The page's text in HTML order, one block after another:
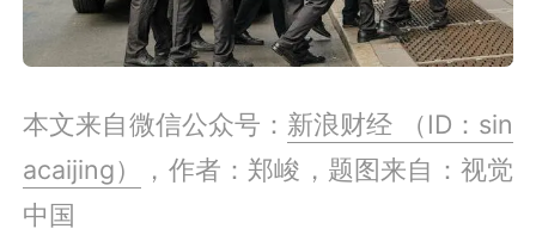
本文来自微信公众号： 新浪财经 （ID：sin
acaijing）
，作者：郑峻，题图来自：视觉
中国